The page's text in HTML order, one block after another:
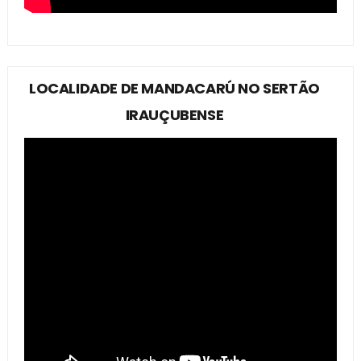
LOCALIDADE DE MANDACARÚ NO SERTÃO
IRAUÇUBENSE